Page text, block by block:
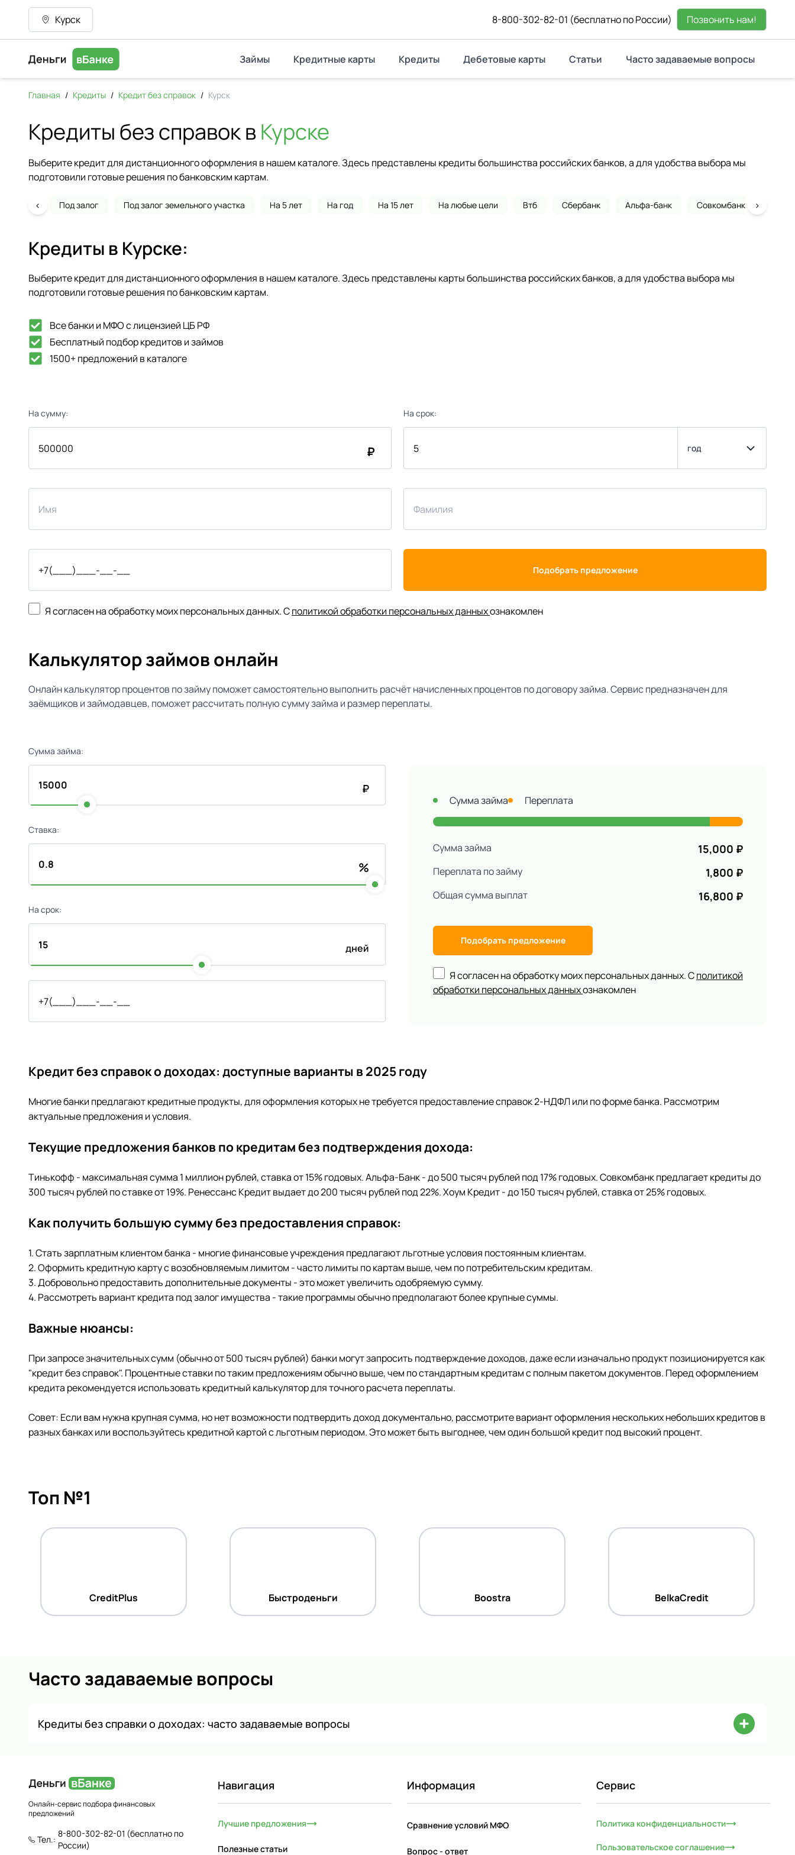
Курск 8-800-302-82-01 (бесплатно по России) Позвонить нам!
Займы Кредитные карты Кредиты Дебетовые карты Статьи Часто задаваемые вопросы
Главная / Кредиты / Кредит без справок / Курск
Кредиты без справок вКурске
Выберите кредит для дистанционного оформления в нашем каталоге. Здесь представлены кредиты большинства российских банков, а для удобства выбора мы
подготовили готовые решения по банковским картам.
Под залог Под залог земельного участка На 5 лет На год На 15 лет На любые цели Втб Сбербанк Альфа-банк Совкомбанк
‹ ›
Кредиты в Курске:
Выберите кредит для дистанционного оформления в нашем каталоге. Здесь представлены карты большинства российских банков, а для удобства выбора мы
подготовили готовые решения по банковским картам.
Все банки и МФО с лицензией ЦБ РФ
Бесплатный подбор кредитов и займов
1500+ предложений в каталоге
На сумму:
₽
На срок:
год
Подобрать предложение
Я согласен на обработку моих персональных данных. Сполитикой обработки персональных данныхознакомлен
Калькулятор займов онлайн
Онлайн калькулятор процентов по займу поможет самостоятельно выполнить расчёт начисленных процентов по договору займа. Сервис предназначен для
заёмщиков и займодавцев, поможет рассчитать полную сумму займа и размер переплаты.
Сумма займа:
₽
Ставка:
%
На срок:
дней
Сумма займа Переплата
Сумма займа 15,000 ₽
Переплата по займу 1,800 ₽
Общая сумма выплат 16,800 ₽
Подобрать предложение
Я согласен на обработку моих персональных данных. Сполитикой
обработки персональных данныхознакомлен
Кредит без справок о доходах: доступные варианты в 2025 году
Многие банки предлагают кредитные продукты, для оформления которых не требуется предоставление справок 2-НДФЛ или по форме банка. Рассмотрим
актуальные предложения и условия.
Текущие предложения банков по кредитам без подтверждения дохода:
Тинькофф - максимальная сумма 1 миллион рублей, ставка от 15% годовых. Альфа-Банк - до 500 тысяч рублей под 17% годовых. Совкомбанк предлагает кредиты до
300 тысяч рублей по ставке от 19%. Ренессанс Кредит выдает до 200 тысяч рублей под 22%. Хоум Кредит - до 150 тысяч рублей, ставка от 25% годовых.
Как получить большую сумму без предоставления справок:
1. Стать зарплатным клиентом банка - многие финансовые учреждения предлагают льготные условия постоянным клиентам.
2. Оформить кредитную карту с возобновляемым лимитом - часто лимиты по картам выше, чем по потребительским кредитам.
3. Добровольно предоставить дополнительные документы - это может увеличить одобряемую сумму.
4. Рассмотреть вариант кредита под залог имущества - такие программы обычно предполагают более крупные суммы.
Важные нюансы:
При запросе значительных сумм (обычно от 500 тысяч рублей) банки могут запросить подтверждение доходов, даже если изначально продукт позиционируется как
"кредит без справок". Процентные ставки по таким предложениям обычно выше, чем по стандартным кредитам с полным пакетом документов. Перед оформлением
кредита рекомендуется использовать кредитный калькулятор для точного расчета переплаты.
Совет: Если вам нужна крупная сумма, но нет возможности подтвердить доход документально, рассмотрите вариант оформления нескольких небольших кредитов в
разных банках или воспользуйтесь кредитной картой с льготным периодом. Это может быть выгоднее, чем один большой кредит под высокий процент.
Топ №1
CreditPlus Быстроденьги Boostra BelkaCredit
Часто задаваемые вопросы
Кредиты без справки о доходах: часто задаваемые вопросы
Онлайн-сервис подбора финансовых
предложений
Тел.:
8-800-302-82-01 (бесплатно по
России)
Навигация
Лучшие предложения
Полезные статьи
Информация
Сравнение условий МФО
Вопрос - ответ
Сервис
Политика конфиденциальности
Пользовательское соглашение